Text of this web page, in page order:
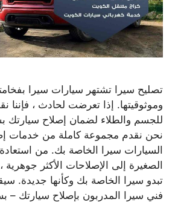
تصليح سيرا تشتهر سيارات سيرا
وموثوقيتها. إذا تعرضت لحادث ، فإننا
للجسم والطلاء لضمان إصلاح سيارتك
نحن نقدم مجموعة كاملة من خدمات
السيارات سيرا الخاصة بك. من
الصغيرة إلى الإصلاحات الأكثر
تبدو سيرا الخاصة بك وكأنها جديدة.
فني سيرا المدربون بإصلاح سيارتك –